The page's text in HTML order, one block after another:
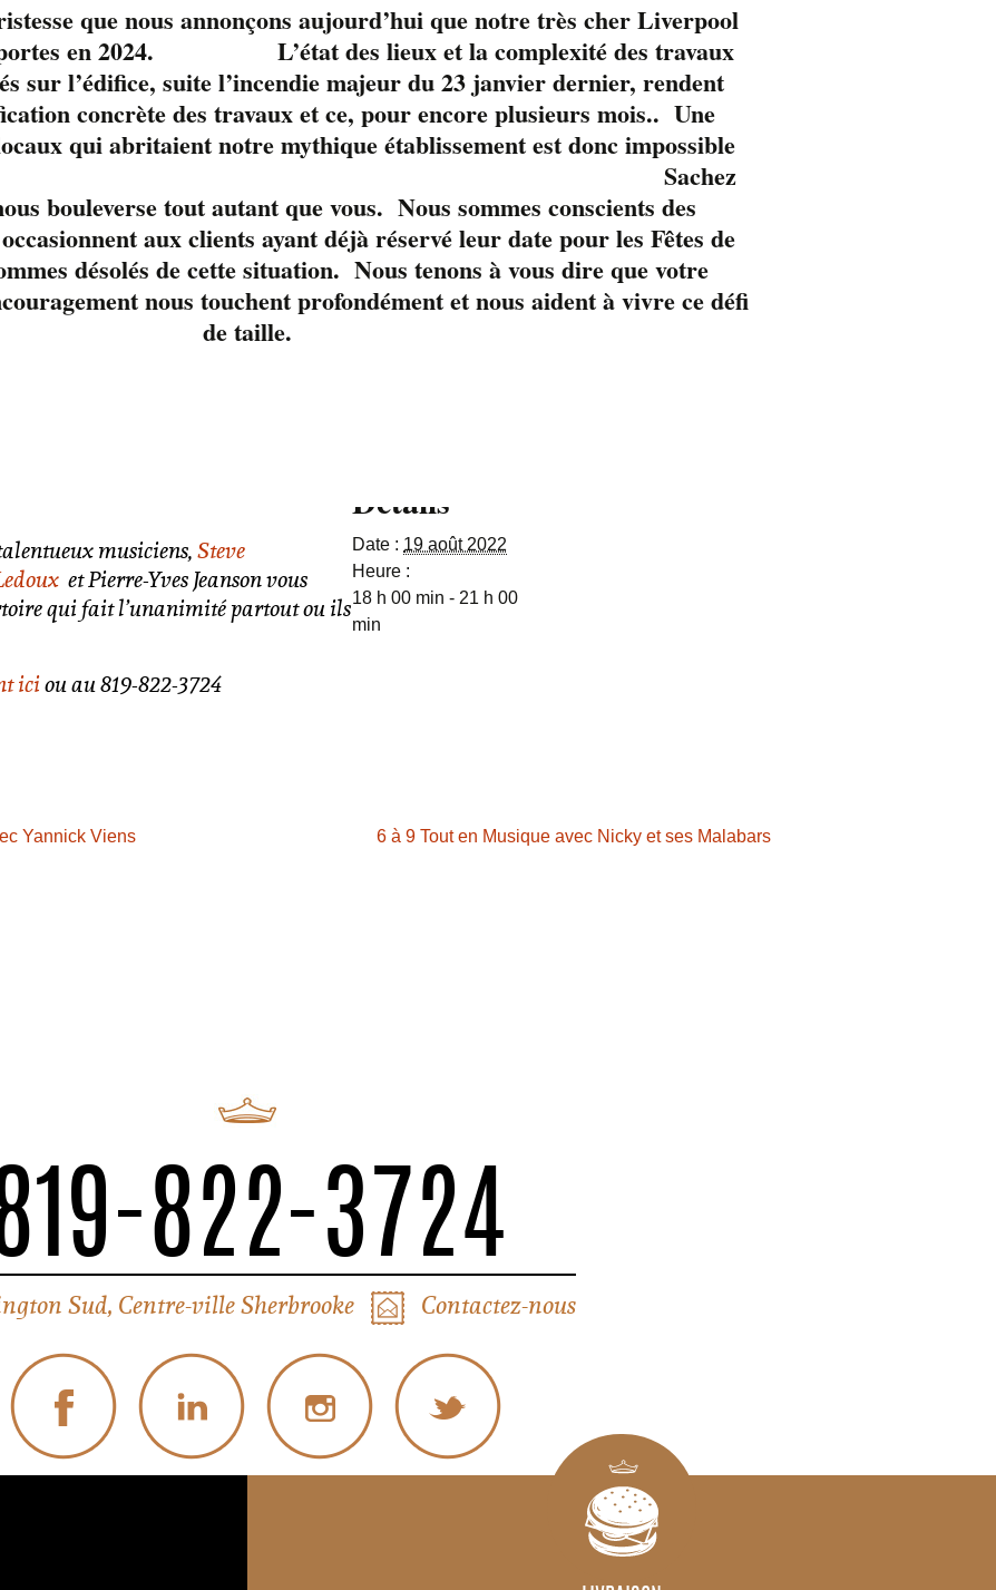
musiciens,Steve
et Pierre-Yves Jeanson vous
qui fait l’unanimité partout ou ils
iciou au 819-822-3724
Détails
Date : 19 août 2022
Heure :
18 h 00 min - 21 h 00
min
Yannick Viens 6 à 9 Tout en Musique avec Nicky et ses Malabars
822-3724
Sud, Centre-ville Sherbrooke Contactez-nous
que nous annonçons aujourd’hui que notre très cher Liverpool
portes en 2024. L’état des lieux et la complexité des travaux
sur l’édifice, suite l’incendie majeur du 23 janvier dernier, rendent
concrète des travaux et ce, pour encore plusieurs mois.. Une
qui abritaient notre mythique établissement est donc impossible
moment. Sachez
bouleverse tout autant que vous. Nous sommes conscients des
aux clients ayant déjà réservé leur date pour les Fêtes de
désolés de cette situation. Nous tenons à vous dire que votre
nous touchent profondément et nous aident à vivre ce défi
de taille.